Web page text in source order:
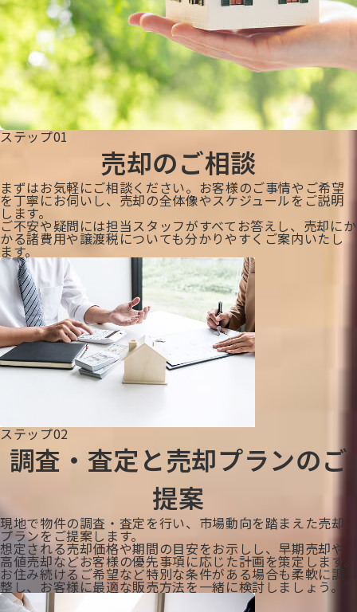
ステップ01
売却のご相談
まずはお気軽にご相談ください。お客様のご事情やご希望
を丁寧にお伺いし、売却の全体像やスケジュールをご説明
します。
ご不安や疑問には担当スタッフがすべてお答えし、売却にか
かる諸費用や譲渡税についても分かりやすくご案内いたし
ます。
ステップ02
調査・査定と売却プランのご
提案
現地で物件の調査・査定を行い、市場動向を踏まえた売却
プランをご提案します。
想定される売却価格や期間の目安をお示しし、早期売却や
高値売却などお客様の優先事項に応じた計画を策定します。
お住み続けるご希望など特別な条件がある場合も柔軟に調
整し、お客様に最適な販売方法を一緒に検討しましょう。